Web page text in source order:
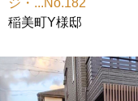
ジ・...No.182
稲美町Y様邸